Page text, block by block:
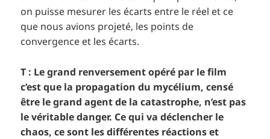
on puisse mesurer les écarts entre le réel et ce
que nous avions projeté, les points de
convergence et les écarts.
T : Le grand renversement opéré par le film
c’est que la propagation du mycélium, censé
être le grand agent de la catastrophe, n’est pas
le véritable danger. Ce qui va déclencher le
chaos, ce sont les différentes réactions et